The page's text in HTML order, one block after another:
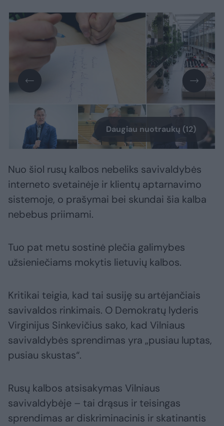
Daugiau nuotraukų (12)
Nuo šiol rusų kalbos nebeliks savivaldybės
interneto svetainėje ir klientų aptarnavimo
sistemoje, o prašymai bei skundai šia kalba
nebebus priimami.
Tuo pat metu sostinė plečia galimybes
užsieniečiams mokytis lietuvių kalbos.
Kritikai teigia, kad tai susiję su artėjančiais
savivaldos rinkimais. O Demokratų lyderis
Virginijus Sinkevičius sako, kad Vilniaus
savivaldybės sprendimas yra „pusiau luptas,
pusiau skustas“.
Rusų kalbos atsisakymas Vilniaus
savivaldybėje – tai drąsus ir teisingas
sprendimas ar diskriminacinis ir skatinantis